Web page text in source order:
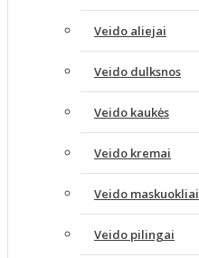
Veido aliejai
Veido dulksnos
Veido kaukės
Veido kremai
Veido maskuokliai
Veido pilingai